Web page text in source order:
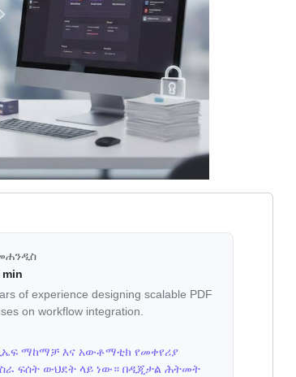
min
of experience designing scalable PDF
on workflow integration.
ማከማቻ እና አውቶማቲክ የመቀየሪያ
ፍሰት ውህደት ላይ ነው። በዲጂታል ሕትመት